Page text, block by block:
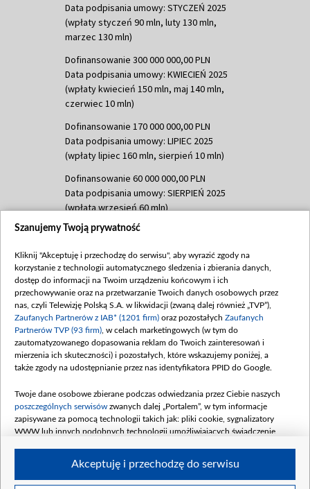
Data podpisania umowy: STYCZEŃ 2025
(wpłaty styczeń 90 mln, luty 130 mln,
marzec 130 mln)
Dofinansowanie 300 000 000,00 PLN
Data podpisania umowy: KWIECIEŃ 2025
(wpłaty kwiecień 150 mln, maj 140 mln,
czerwiec 10 mln)
Dofinansowanie 170 000 000,00 PLN
Data podpisania umowy: LIPIEC 2025
(wpłaty lipiec 160 mln, sierpień 10 mln)
Dofinansowanie 60 000 000,00 PLN
Data podpisania umowy: SIERPIEŃ 2025
(wpłata wrzesień 60 mln)
Dofinansowanie 635 783 051,21 PLN
(wpłata wrzesień 100 mln, październik 350
mln, listopad 265 mln)
Dofinansowanie 48 862 000,00 PLN
Data podpisania umowy: GRUDZIEŃ 2025
(wpłata grudzień 60,548 mln)
Dofinansowanie 900 000 000,00 PLN
Data podpisania umowy: LUTY 2026 (wpłata
kwiecień 180 mln, 7 maja 180 mln, 8
czerwca 90 mln)
Dofinansowanie 250 000 000,00 PLN
4 sierpnia 250 mln
Szanujemy Twoją prywatność
Kliknij "Akceptuję i przechodzę do serwisu", aby wyrazić zgody na
korzystanie z technologii automatycznego śledzenia i zbierania danych,
dostęp do informacji na Twoim urządzeniu końcowym i ich
przechowywanie oraz na przetwarzanie Twoich danych osobowych przez
nas, czyli Telewizję Polską S.A. w likwidacji (zwaną dalej również „TVP”),
Zaufanych Partnerów z IAB* (1201 firm) oraz pozostałych Zaufanych
Partnerów TVP (93 firm) , w celach marketingowych (w tym do
zautomatyzowanego dopasowania reklam do Twoich zainteresowań i
mierzenia ich skuteczności) i pozostałych, które wskazujemy poniżej, a
także zgody na udostępnianie przez nas identyfikatora PPID do Google.
Twoje dane osobowe zbierane podczas odwiedzania przez Ciebie naszych
poszczególnych serwisów zwanych dalej „Portalem”, w tym informacje
zapisywane za pomocą technologii takich jak: pliki cookie, sygnalizatory
WWW lub innych podobnych technologii umożliwiających świadczenie
Akceptuję i przechodzę do serwisu